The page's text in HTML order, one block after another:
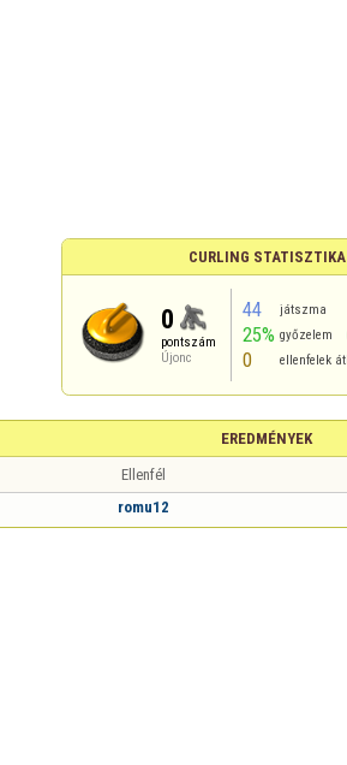
CURLING STATISZTIKA
0
pontszám
Újonc
44 játszma
25% győzelem
0 ellenfelek
EREDMÉNYEK
Ellenfél
romu12